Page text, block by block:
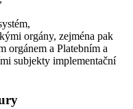
orgány, zejména pak
orgánem a Platebním a
subjekty implementační